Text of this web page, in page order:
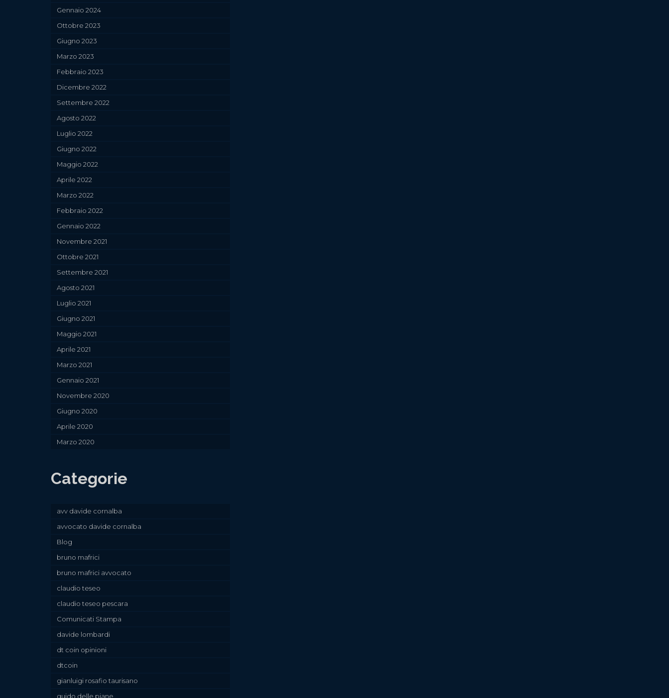
Gennaio 2024
Ottobre 2023
Giugno 2023
Marzo 2023
Febbraio 2023
Dicembre 2022
Settembre 2022
Agosto 2022
Luglio 2022
Giugno 2022
Maggio 2022
Aprile 2022
Marzo 2022
Febbraio 2022
Gennaio 2022
Novembre 2021
Ottobre 2021
Settembre 2021
Agosto 2021
Luglio 2021
Giugno 2021
Maggio 2021
Aprile 2021
Marzo 2021
Gennaio 2021
Novembre 2020
Giugno 2020
Aprile 2020
Marzo 2020
Categorie
avv davide cornalba
avvocato davide cornalba
Blog
bruno mafrici
bruno mafrici avvocato
claudio teseo
claudio teseo pescara
Comunicati Stampa
davide lombardi
dt coin opinioni
dtcoin
gianluigi rosafio taurisano
guido delle piane